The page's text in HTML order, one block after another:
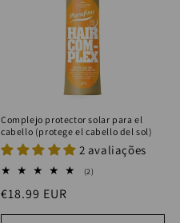
Complejo protector solar para el
cabello (protege el cabello del sol)
2 avaliações
(2)
Precio
habitual
€18.99 EUR